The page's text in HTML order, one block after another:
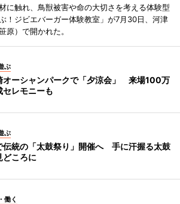
に触れ、鳥獣被害や命の大切さを考える体験型
！ジビエバーガー体験教室」が7月30日、河津
原）で開かれた。
ぶ
オーシャンパークで「夕涼会」 来場100万
セレモニーも
ぶ
伝統の「太鼓祭り」開催へ 手に汗握る太鼓
どころに
働く